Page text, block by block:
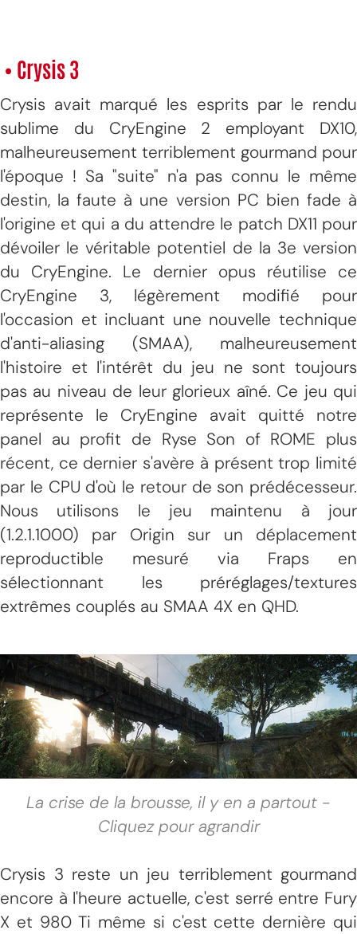
• Crysis 3
Crysis avait marqué les esprits par le rendu
sublime du CryEngine 2 employant DX10,
malheureusement terriblement gourmand pour
l'époque ! Sa "suite" n'a pas connu le même
destin, la faute à une version PC bien fade à
l'origine et qui a du attendre le patch DX11 pour
dévoiler le véritable potentiel de la 3e version
du CryEngine. Le dernier opus réutilise ce
CryEngine 3, légèrement modifié pour
l'occasion et incluant une nouvelle technique
d'anti-aliasing (SMAA), malheureusement
l'histoire et l'intérêt du jeu ne sont toujours
pas au niveau de leur glorieux aîné. Ce jeu qui
représente le CryEngine avait quitté notre
panel au profit de Ryse Son of ROME plus
récent, ce dernier s'avère à présent trop limité
par le CPU d'où le retour de son prédécesseur.
Nous utilisons le jeu maintenu à jour
(1.2.1.1000) par Origin sur un déplacement
reproductible mesuré via Fraps en
sélectionnant les préréglages/textures
extrêmes couplés au SMAA 4X en QHD.
La crise de la brousse, il y en a partout -
Cliquez pour agrandir
Crysis 3 reste un jeu terriblement gourmand
encore à l'heure actuelle, c'est serré entre Fury
X et 980 Ti même si c'est cette dernière qui